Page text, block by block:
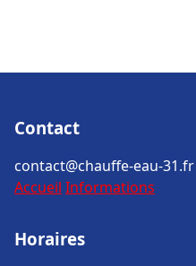
Contact
contact@chauffe-eau-31.fr
Accueil Informations
Horaires